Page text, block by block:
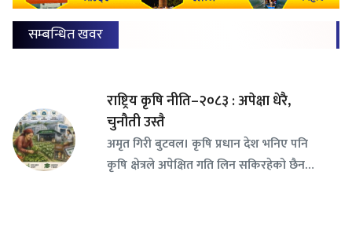
सम्बन्धित खवर
राष्ट्रिय कृषि नीति–२०८३ : अपेक्षा धेरै,
चुनौती उस्तै
अमृत गिरी बुटवल। कृषि प्रधान देश भनिए पनि
कृषि क्षेत्रले अपेक्षित गति लिन सकिरहेको छैन…